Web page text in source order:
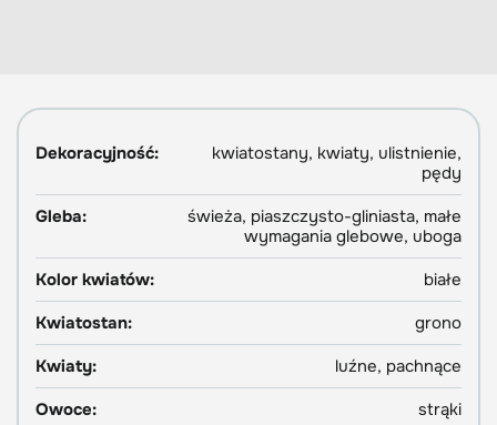
Dekoracyjność:
kwiatostany, kwiaty, ulistnienie,
pędy
Gleba:
świeża, piaszczysto-gliniasta, małe
wymagania glebowe, uboga
Kolor kwiatów:
białe
Kwiatostan:
grono
Kwiaty:
luźne, pachnące
Owoce:
strąki